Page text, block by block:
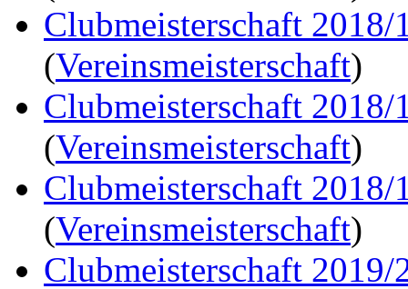
Clubmeisterschaft 2018/
(Vereinsmeisterschaft)
Clubmeisterschaft 2018/
(Vereinsmeisterschaft)
Clubmeisterschaft 2018/
(Vereinsmeisterschaft)
Clubmeisterschaft 2019/